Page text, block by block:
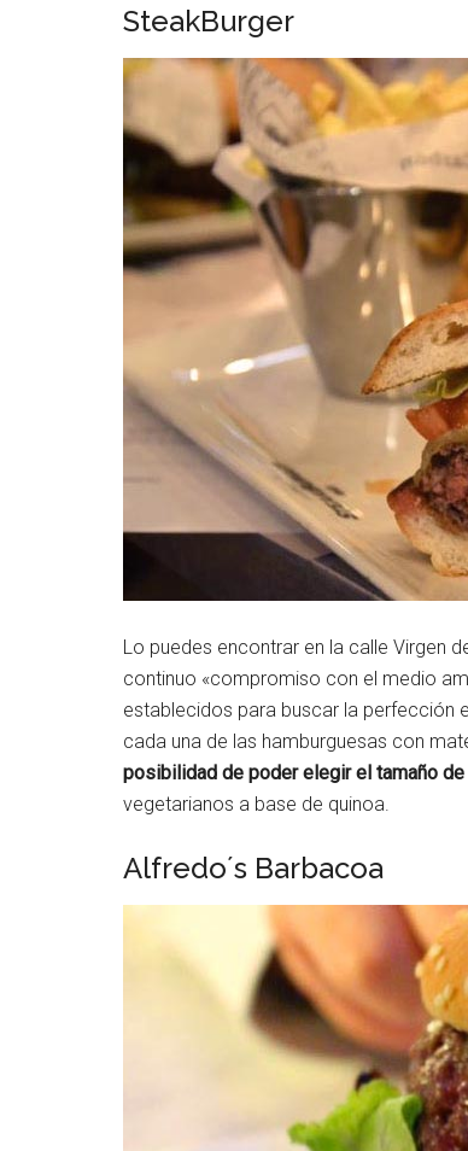
SteakBurger
Lo puedes encontrar en la calle Virgen
continuo «compromiso con el medio
establecidos para buscar la perfección
cada una de las hamburguesas con
posibilidad de poder elegir el tamaño de
vegetarianos a base de quinoa.
Alfredo´s Barbacoa